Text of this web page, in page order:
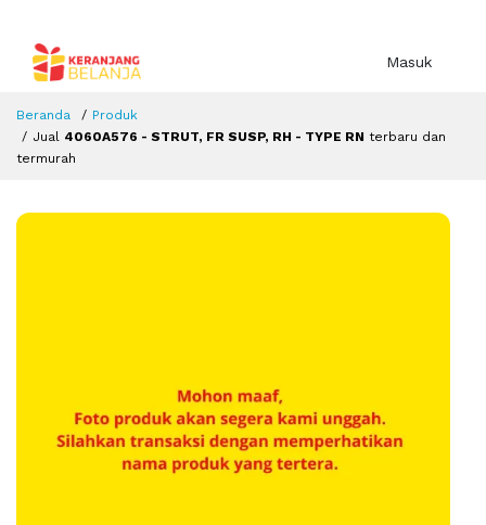
Masuk
Beranda
Produk
Jual 4060A576 - STRUT, FR SUSP, RH - TYPE RN terbaru dan
termurah